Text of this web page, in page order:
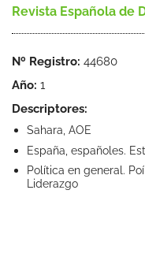
Revista Española de
Nº Registro: 44680
Año: 1
Descriptores:
Sahara, AOE
España, españoles.
Política en general.
Liderazgo